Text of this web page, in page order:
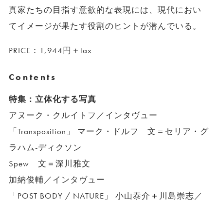
真家たちの目指す意欲的な表現には、現代におい
てイメージが果たす役割のヒントが潜んでいる。
PRICE：1,944円＋tax
Contents
特集：立体化する写真
アヌーク・クルイトフ／インタヴュー
「Transposition」 マーク・ドルフ 文＝セリア・グ
ラハム-ディクソン
Spew 文＝深川雅文
加納俊輔／インタヴュー
「POST BODY / NATURE」 小山泰介＋川島崇志／